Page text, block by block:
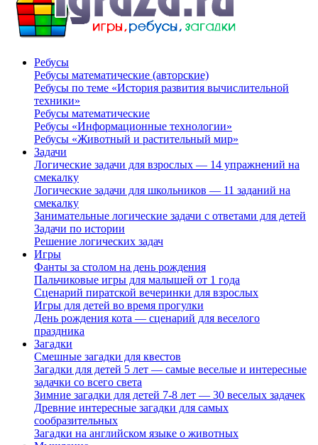
Ребусы
Ребусы математические (авторские)
Ребусы по теме «История развития вычислительной
техники»
Ребусы математические
Ребусы «Информационные технологии»
Ребусы «Животный и растительный мир»
Задачи
Логические задачи для взрослых — 14 упражнений на
смекалку
Логические задачи для школьников — 11 заданий на
смекалку
Занимательные логические задачи с ответами для детей
Задачи по истории
Решение логических задач
Игры
Фанты за столом на день рождения
Пальчиковые игры для малышей от 1 года
Сценарий пиратской вечеринки для взрослых
Игры для детей во время прогулки
День рождения кота — сценарий для веселого
праздника
Загадки
Смешные загадки для квестов
Загадки для детей 5 лет — самые веселые и интересные
задачки со всего света
Зимние загадки для детей 7-8 лет — 30 веселых задачек
Древние интересные загадки для самых
сообразительных
Загадки на английском языке о животных